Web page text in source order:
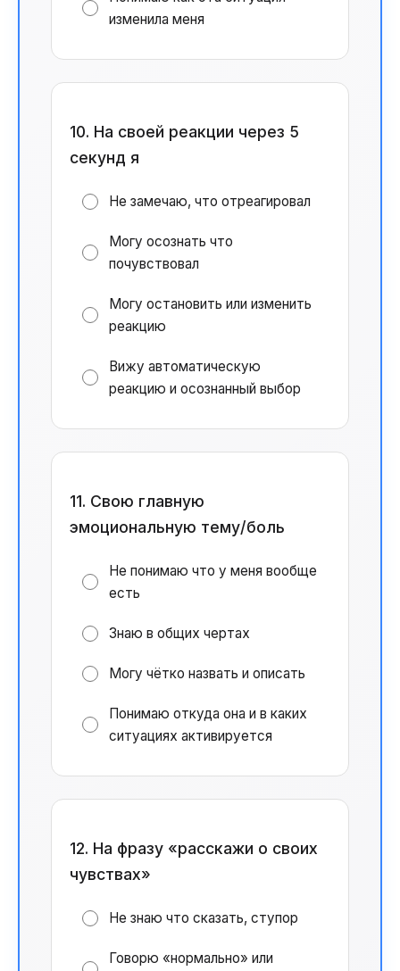
изменила меня
10. На своей реакции через 5
секунд я
Не замечаю, что отреагировал
Могу осознать что
почувствовал
Могу остановить или изменить
реакцию
Вижу автоматическую
реакцию и осознанный выбор
11. Свою главную
эмоциональную тему/боль
Не понимаю что у меня вообще
есть
Знаю в общих чертах
Могу чётко назвать и описать
Понимаю откуда она и в каких
ситуациях активируется
12. На фразу «расскажи о своих
чувствах»
Не знаю что сказать, ступор
Говорю «нормально» или